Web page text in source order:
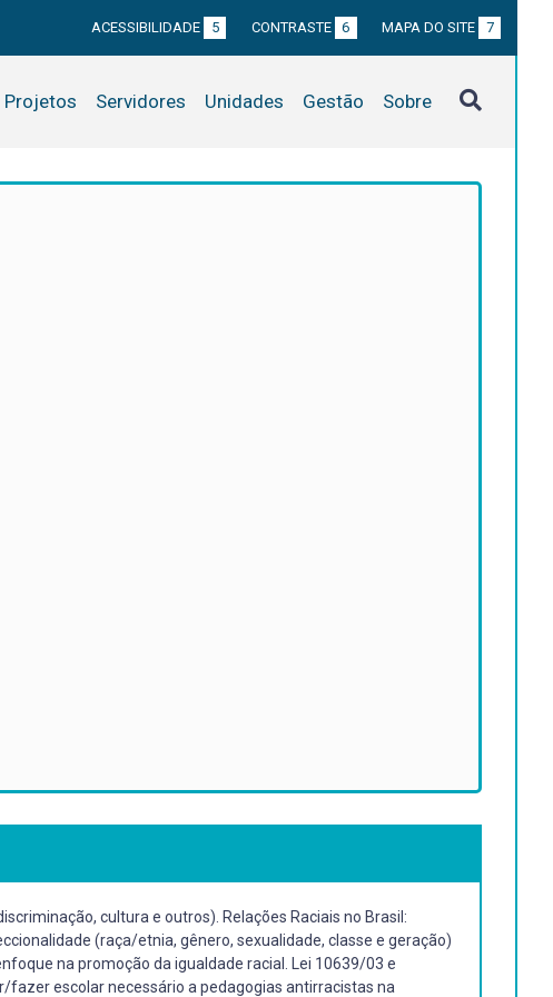
ACESSIBILIDADE 5 CONTRASTE 6 MAPA DO SITE 7
Projetos Servidores Unidades Gestão Sobre
cultura e outros). Relações Raciais no Brasil:
(raça/etnia, gênero, sexualidade, classe e geração)
na promoção da igualdade racial. Lei 10639/03 e
fazer escolar necessário a pedagogias antirracistas na